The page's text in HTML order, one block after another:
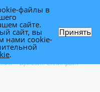
25
- Вриезия Сплинрайт
файлы в
сайте.
сайт, вы
нами cookie-
.
Принять